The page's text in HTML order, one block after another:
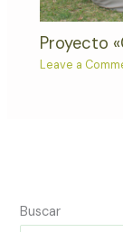
Proyecto
Leave a
Buscar